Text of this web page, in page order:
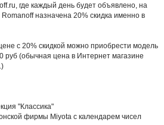
где каждый день будет объявлено, на
назначена 20% скидка именно в
с 20% скидкой можно приобрести модель
руб (обычная цена в Интернет магазине
"Классика"
фирмы Miyota с календарем чисел